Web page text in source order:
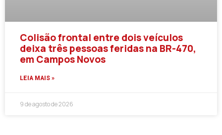
Colisão frontal entre dois veículos
deixa três pessoas feridas na BR-470,
em Campos Novos
LEIA MAIS »
9 de agosto de 2026